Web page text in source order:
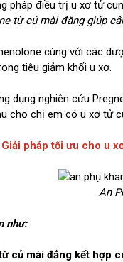
từ củ mài đắng giúp
cùng với các
tiêu giảm khối u xơ.
dụng nghiên cứu
cho chị em có u xơ tử
pháp tối ưu cho u
An
như:
củ mài đắng kết hợp